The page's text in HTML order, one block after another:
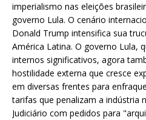
imperialismo nas eleições
governo Lula. O cenário
Donald Trump intensifica sua
América Latina. O governo Lula,
internos significativos, agora
hostilidade externa que cresce
em diversas frentes para
tarifas que penalizam a indústria
Judiciário com pedidos para